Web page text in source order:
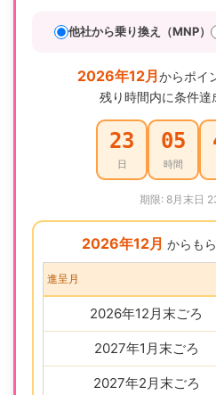
他社から乗り換え（MNP）
2026年12月 からポイ
残り時間内に条件達
23
日
05
時間
期限: 8月末日
2026年12月 からも
進呈月
2026年12月末ごろ
2027年1月末ごろ
2027年2月末ごろ